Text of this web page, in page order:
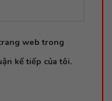
web trong
kế tiếp của tôi.